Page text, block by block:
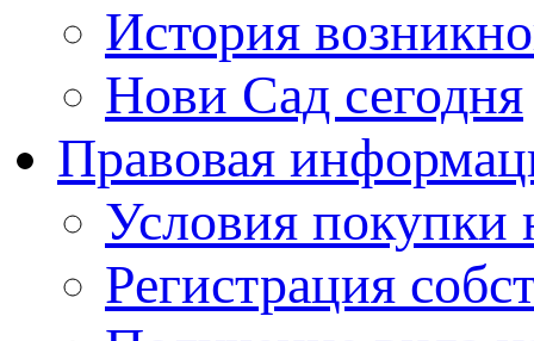
История
Нови Сад сегодня
Правовая
Условия
Регистрация